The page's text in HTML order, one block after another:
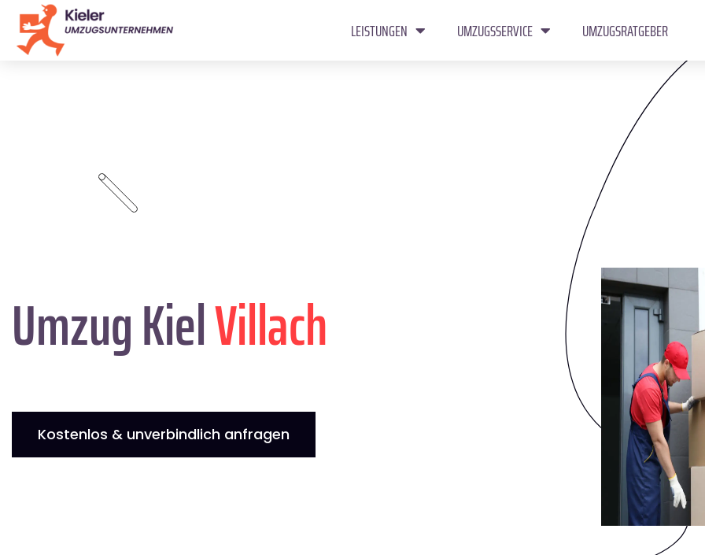
LEISTUNGEN UMZUGSSERVICE UMZUGSRATGEBER
Umzug KielVillach
Kostenlos & unverbindlich anfragen